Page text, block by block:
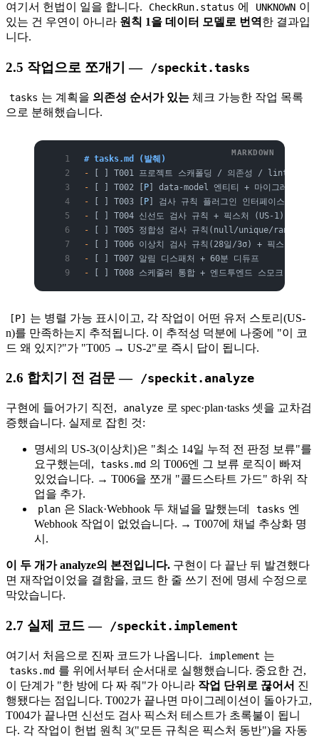
여기서 헌법이 일을 합니다. CheckRun.status 에 UNKNOWN 이
있는 건 우연이 아니라 원칙 1을 데이터 모델로 번역한 결과입
니다.
2.5 작업으로 쪼개기 — /speckit.tasks
tasks 는 계획을 의존성 순서가 있는 체크 가능한 작업 목록
으로 분해했습니다.
# tasks.md (발췌)
- [ ] T001 프로젝트 스캐폴딩 / 의존성 / lint·test
- [ ] T002 [P] data-model 엔티티 + 마이그레이션
- [ ] T003 [P] 검사 규칙 플러그인 인터페이스
- [ ] T004 신선도 검사 규칙 + 픽스처 (US-1)
- [ ] T005 정합성 검사 규칙(null/unique/range) +
- [ ] T006 이상치 검사 규칙(28일/3σ) + 픽스처
- [ ] T007 알림 디스패처 + 60분 디듀프
- [ ] T008 스케줄러 통합 + 엔드투엔드 스모크 테스트
[P]
는 병렬 가능 표시이고, 각 작업이 어떤 유저 스토리(US-
n)를 만족하는지 추적됩니다. 이 추적성 덕분에 나중에 "이 코
드 왜 있지?"가 "T005 → US-2"로 즉시 답이 됩니다.
2.6 합치기 전 검문 — /speckit.analyze
구현에 들어가기 직전, analyze 로 spec·plan·tasks 셋을 교차검
증했습니다. 실제로 잡힌 것:
명세의 US-3(이상치)은 "최소 14일 누적 전 판정 보류"를
요구했는데,
tasks.md 의 T006엔 그 보류 로직이 빠져
있었습니다. → T006을 쪼개 "콜드스타트 가드" 하위 작
업을 추가.
plan 은 Slack·Webhook 두 채널을 말했는데 tasks 엔
Webhook 작업이 없었습니다. → T007에 채널 추상화 명
시.
이 두 개가 analyze의 본전입니다. 구현이 다 끝난 뒤 발견했다
면 재작업이었을 결함을, 코드 한 줄 쓰기 전에 명세 수정으로
막았습니다.
2.7 실제 코드 — /speckit.implement
여기서 처음으로 진짜 코드가 나옵니다. implement 는
tasks.md 를 위에서부터 순서대로 실행했습니다. 중요한 건,
이 단계가 "한 방에 다 짜 줘"가 아니라 작업 단위로 끊어서 진
행됐다는 점입니다. T002가 끝나면 마이그레이션이 돌아가고,
T004가 끝나면 신선도 검사 픽스처 테스트가 초록불이 됩니
다. 각 작업이 헌법 원칙 3("모든 규칙은 픽스처 동반")을 자동